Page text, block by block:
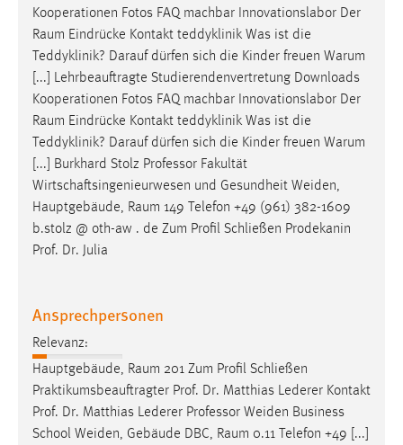
Kooperationen Fotos FAQ machbar Innovationslabor Der
Raum Eindrücke Kontakt teddyklinik Was ist die
Teddyklinik? Darauf dürfen sich die Kinder freuen Warum
[...] Lehrbeauftragte Studierendenvertretung Downloads
Kooperationen Fotos FAQ machbar Innovationslabor Der
Raum Eindrücke Kontakt teddyklinik Was ist die
Teddyklinik? Darauf dürfen sich die Kinder freuen Warum
[...] Burkhard Stolz Professor Fakultät
Wirtschaftsingenieurwesen und Gesundheit Weiden,
Hauptgebäude, Raum 149 Telefon +49 (961) 382-1609
b.stolz @ oth-aw . de Zum Profil Schließen Prodekanin
Prof. Dr. Julia
Ansprechpersonen
Relevanz:
Hauptgebäude, Raum 201 Zum Profil Schließen
Praktikumsbeauftragter Prof. Dr. Matthias Lederer Kontakt
Prof. Dr. Matthias Lederer Professor Weiden Business
School Weiden, Gebäude DBC, Raum 0.11 Telefon +49 [...]